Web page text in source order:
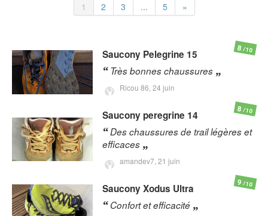
1 2 3 ... 5 »
Saucony Pelegrine 15
Très bonnes chaussures
Ricou 86, 24 juin
8/10
Saucony peregrine 14
Des chaussures de trail légères et
efficaces
amandev7, 21 juin
8/10
SauconyXodus Ultra
Confort et efficacité
9/10